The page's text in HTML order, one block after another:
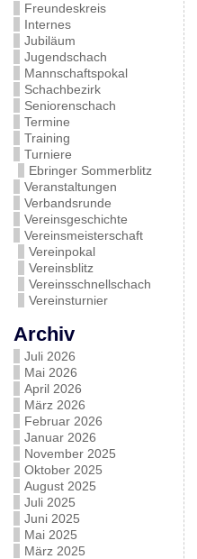
Freundeskreis
Internes
Jubiläum
Jugendschach
Mannschaftspokal
Schachbezirk
Seniorenschach
Termine
Training
Turniere
Ebringer Sommerblitz
Veranstaltungen
Verbandsrunde
Vereinsgeschichte
Vereinsmeisterschaft
Vereinpokal
Vereinsblitz
Vereinsschnellschach
Vereinsturnier
Archiv
Juli 2026
Mai 2026
April 2026
März 2026
Februar 2026
Januar 2026
November 2025
Oktober 2025
August 2025
Juli 2025
Juni 2025
Mai 2025
März 2025